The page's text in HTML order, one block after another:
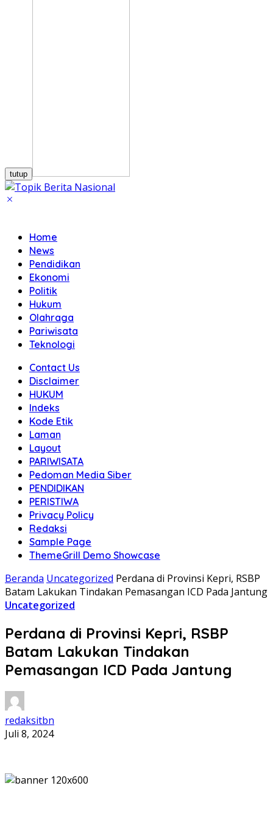
tutup
Home
News
Pendidikan
Ekonomi
Politik
Hukum
Olahraga
Pariwisata
Teknologi
Contact Us
Disclaimer
HUKUM
Indeks
Kode Etik
Laman
Layout
PARIWISATA
Pedoman Media Siber
PENDIDIKAN
PERISTIWA
Privacy Policy
Redaksi
Sample Page
ThemeGrill Demo Showcase
Beranda Uncategorized Perdana di Provinsi Kepri, RSBP
Batam Lakukan Tindakan Pemasangan ICD Pada Jantung
Uncategorized
Perdana di Provinsi Kepri, RSBP
Batam Lakukan Tindakan
Pemasangan ICD Pada Jantung
redaksitbn
Juli 8, 2024